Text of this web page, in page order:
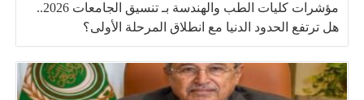
مؤشرات كليات الطب والهندسة بـ تنسيق الجامعات 2026..
هل ترتفع الحدود الدنيا مع انطلاق المرحلة الأولى؟